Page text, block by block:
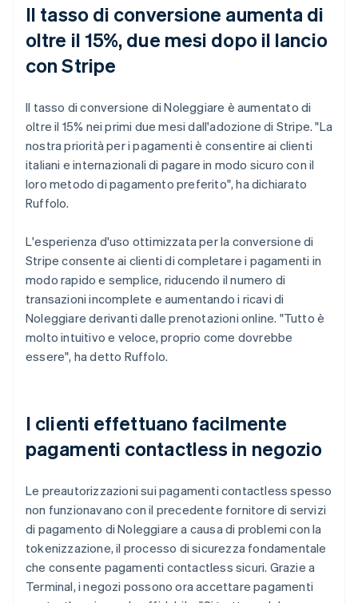
Il tasso di conversione aumenta di
oltre il 15%, due mesi dopo il lancio
con Stripe
Il tasso di conversione di Noleggiare è aumentato di
oltre il 15% nei primi due mesi dall'adozione di Stripe. "La
nostra priorità per i pagamenti è consentire ai clienti
italiani e internazionali di pagare in modo sicuro con il
loro metodo di pagamento preferito", ha dichiarato
Ruffolo.
L'esperienza d'uso ottimizzata per la conversione di
Stripe consente ai clienti di completare i pagamenti in
modo rapido e semplice, riducendo il numero di
transazioni incomplete e aumentando i ricavi di
Noleggiare derivanti dalle prenotazioni online. "Tutto è
molto intuitivo e veloce, proprio come dovrebbe
essere", ha detto Ruffolo.
I clienti effettuano facilmente
pagamenti contactless in negozio
Le preautorizzazioni sui pagamenti contactless spesso
non funzionavano con il precedente fornitore di servizi
di pagamento di Noleggiare a causa di problemi con la
tokenizzazione, il processo di sicurezza fondamentale
che consente pagamenti contactless sicuri. Grazie a
Terminal, i negozi possono ora accettare pagamenti